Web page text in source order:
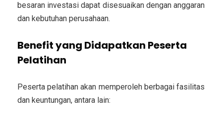
besaran investasi dapat disesuaikan dengan anggaran
dan kebutuhan perusahaan.
Benefit yang Didapatkan Peserta
Pelatihan
Peserta pelatihan akan memperoleh berbagai fasilitas
dan keuntungan, antara lain: